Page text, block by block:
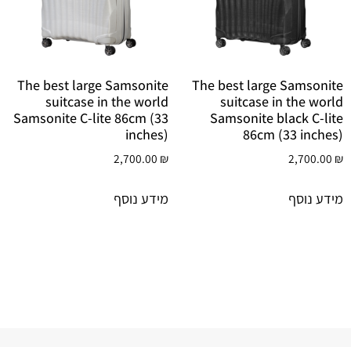
The best large Samsonite
suitcase in the world
Samsonite black C-lite
86cm (33 inches)
2,700.00 ₪
מידע נוסף
The best large Samsonite
suitcase in the world
Samsonite C-lite 86cm (33
inches)
2,700.00 ₪
מידע נוסף